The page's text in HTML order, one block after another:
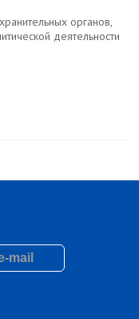
органов,
деятельности